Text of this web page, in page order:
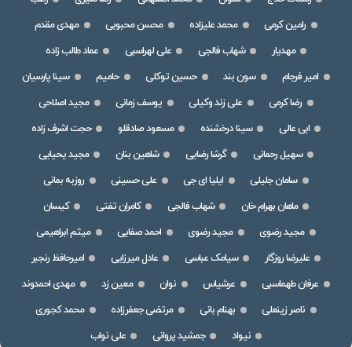
رامین کرمی
محمد علیزاده محسن محبوبی
مهدی مقدم
مهدیار
شهاب فالجی علی لهراسبی
عماد طالب زاده
امیر فرجام
سون بند حسین توکلی حامیم
سینا پارسیان
رضا کرمی
علی زند وکیلی یوسف زمانی
مجید اصلاحی
ابی عالی
سینا درخشنده مسعود صادقلو
حجت اشرف زاده
سهیل رحمانی
گرشا رضایی شاهین بنان
مجید یحیایی
سامان جلیلی
ایلیا ای جی علی حسینی
روزبه بمانی
ماهان بهرام خان
شهاب فالجی کامران تفتی
کیسان
مجید رضوی
مجید رضوی احمد صفایی
میثم ابراهیمی
علیرضا روزگار
سیامک عباسی عادل میرزایی
امیرحافظ رنجبر
عرفان طهماسبی
عرشیاس نوان معین زد
مهدی احمدوند
ناصر زینعلی
بهنام بانی مرتضی جعفرزاده
محمد کجوری
نیواد
جمشید پروانی علی نواب